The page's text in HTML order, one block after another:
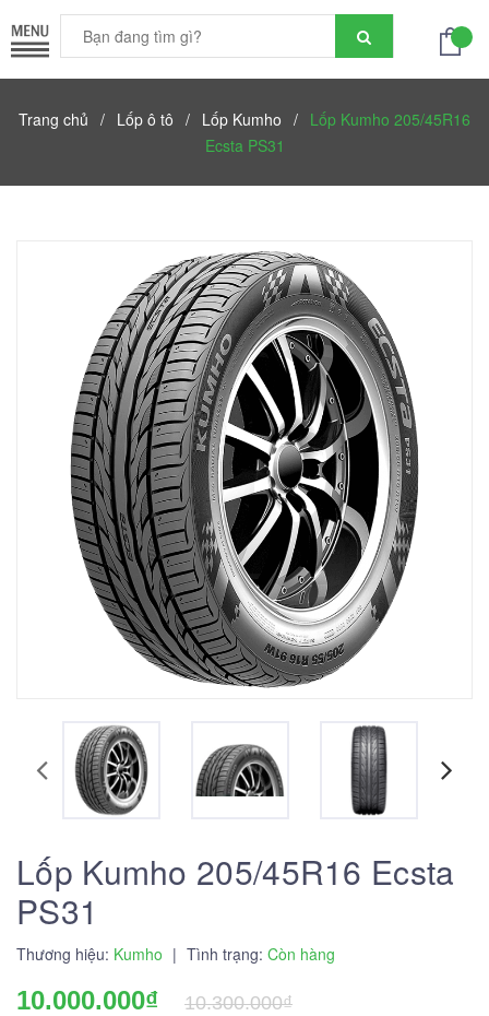
Trang chủ / Lốp ô tô / Lốp Kumho / Lốp Kumho 205/45R16
Ecsta PS31
Lốp Kumho 205/45R16 Ecsta
PS31
Thương hiệu: Kumho | Tình trạng: Còn hàng
10.000.000₫
10.300.000₫